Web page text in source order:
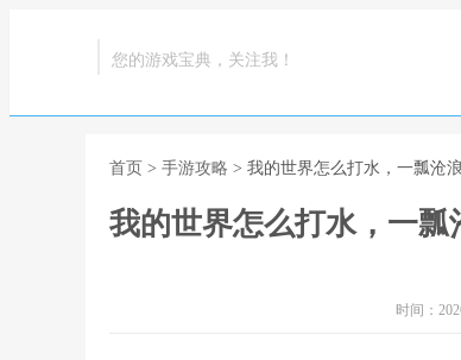
您的游戏宝典，关注我！
首页 > 手游攻略 > 我的世界怎么打水，一瓢沧
我的世界怎么打水，一
时间：